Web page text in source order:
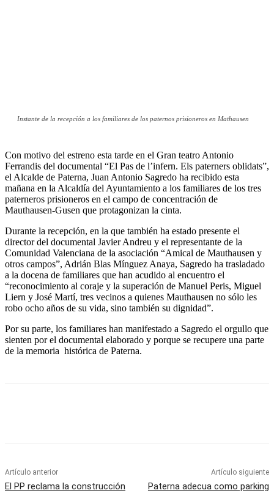
Instante de la recepción a los familiares de los paternos prisioneros en Mathausen
Con motivo del estreno esta tarde en el Gran teatro Antonio
Ferrandis del documental “El Pas de l’infern. Els paterners oblidats”,
el Alcalde de Paterna, Juan Antonio Sagredo ha recibido esta
mañana en la Alcaldía del Ayuntamiento a los familiares de los tres
paterneros prisioneros en el campo de concentración de
Mauthausen-Gusen que protagonizan la cinta.
Durante la recepción, en la que también ha estado presente el
director del documental Javier Andreu y el representante de la
Comunidad Valenciana de la asociación “Amical de Mauthausen y
otros campos”, Adrián Blas Mínguez Anaya, Sagredo ha trasladado
a la docena de familiares que han acudido al encuentro el
“reconocimiento al coraje y la superación de Manuel Peris, Miguel
Liern y José Martí, tres vecinos a quienes Mauthausen no sólo les
robo ocho años de su vida, sino también su dignidad”.
Por su parte, los familiares han manifestado a Sagredo el orgullo que
sienten por el documental elaborado y porque se recupere una parte
de la memoria histórica de Paterna.
Artículo anterior
El PP reclama la construcción
Artículo siguiente
Paterna adecua como parking